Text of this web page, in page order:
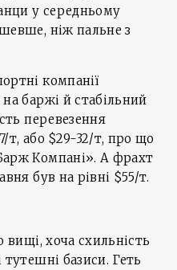
у середньому
ніж пальне з
компанії
баржі й стабільний
перевезення
т, або $29-32/т, про що
Компані». А фрахт
був на рівні $55/т.
вищі, хоча схильність
базиси. Геть